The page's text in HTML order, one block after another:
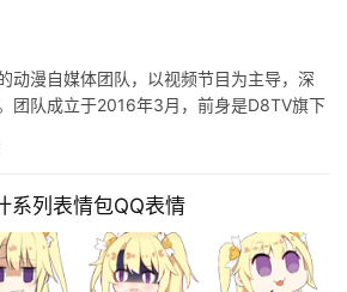
动漫自媒体团队，以视频节目为主导，深
团队成立于2016年3月，前身是D8TV旗下
系列表情包QQ表情